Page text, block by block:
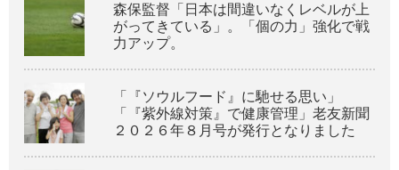
森保監督「日本は間違いなくレベルが上
がってきている」。「個の力」強化で戦
力アップ。
「『ソウルフード』に馳せる思い」
「『紫外線対策』で健康管理」老友新聞
２０２６年８月号が発行となりました